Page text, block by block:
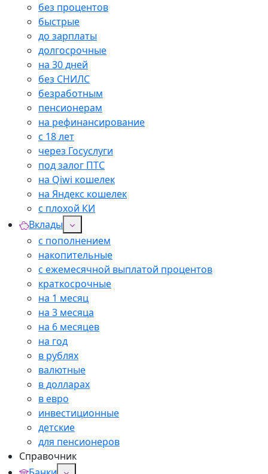
без процентов
быстрые
до зарплаты
долгосрочные
на 30 дней
без СНИЛС
безработным
пенсионерам
на рефинансирование
с 18 лет
через Госуслуги
под залог ПТС
на Qiwi кошелек
на Яндекс кошелек
с плохой КИ
Вклады
с пополнением
накопительные
с ежемесячной выплатой процентов
краткосрочные
на 1 месяц
на 3 месяца
на 6 месяцев
на год
в рублях
валютные
в долларах
в евро
инвестиционные
детские
для пенсионеров
Справочник